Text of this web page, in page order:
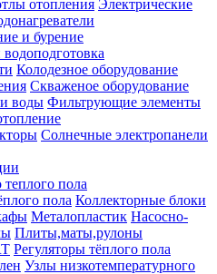
отопления Электрические
и бурение
Колодезное оборудование
Скваженое оборудование
воды Фильтрующие элементы
Солнечные электропанели
пола
пола Коллекторные блоки
Металопластик Насосно-
Плиты,маты,рулоны
Регуляторы тёплого пола
Узлы низкотемпературного